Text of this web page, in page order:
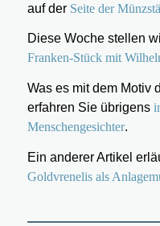
auf der Seite der
Diese Woche stellen
Franken-Stück mit
Was es mit dem Motiv
erfahren Sie übrigens
Menschengesichter.
Ein anderer Artikel
Goldvrenelis als